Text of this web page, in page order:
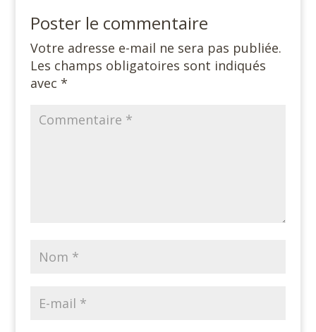
Poster le commentaire
Votre adresse e-mail ne sera pas publiée.
Les champs obligatoires sont indiqués
avec *